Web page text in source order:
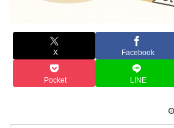
X Facebook
Pocket LINE